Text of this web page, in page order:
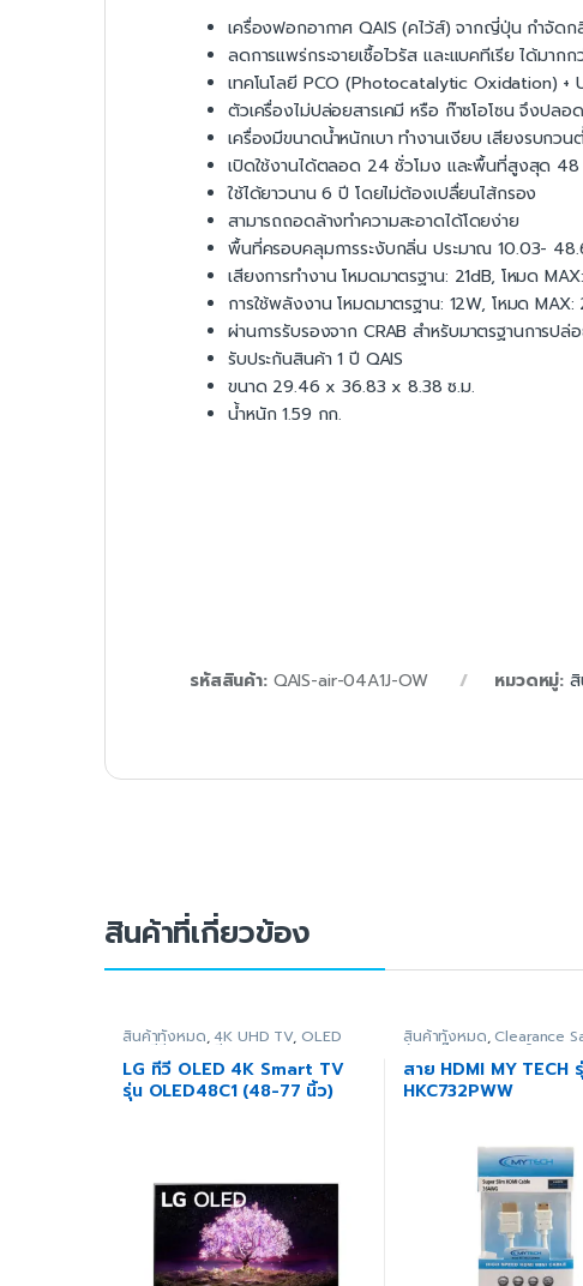
เครื่องฟอกอากาศ QAIS (คไว้ส์) จากญี่ปุ่น กำจัด
ลดการแพร่กระจายเชื้อไวรัส และแบคทีเรีย ได้มาก
เทคโนโลยี PCO (Photocatalytic Oxidation) +
ตัวเครื่องไม่ปล่อยสารเคมี หรือ ก๊าซโอโซน จึงปล
เครื่องมีขนาดน้ำหนักเบา ทำงานเงียบ เสียงรบกวน
เปิดใช้งานได้ตลอด 24 ชั่วโมง และพื้นที่สูงสุด 48
ใช้ได้ยาวนาน 6 ปี โดยไม่ต้องเปลื่ยนไส้กรอง
สามารถถอดล้างทำความสะอาดได้โดยง่าย
พื้นที่ครอบคลุมการระงับกลิ่น ประมาณ 10.03-
เสียงการทำงาน โหมดมาตรฐาน: 21dB, โหมด
การใช้พลังงาน โหมดมาตรฐาน: 12W, โหมด MAX:
ผ่านการรับรองจาก CRAB สำหรับมาตรฐานการปล่
รับประกันสินค้า 1 ปี QAIS
ขนาด 29.46 x 36.83 x 8.38 ซ.ม.
น้ำหนัก 1.59 กก.
รหัสสินค้า: QAIS-air-04A1J-OW หมวดหมู่:
สินค้าที่เกี่ยวข้อง
สินค้าทั้งหมด,4K UHD TV, OLED
ทีวี ภาพ/เสียง
LG ทีวี OLED 4K Smart TV
รุ่น OLED48C1 (48-77 นิ้ว)
สินค้าทั้งหมด, Clearance
ล้างสต๊อก) อุปกรณ์เสริม
เสริมสำหรับทีวี
สาย HDMI MY TECH
HKC732PWW